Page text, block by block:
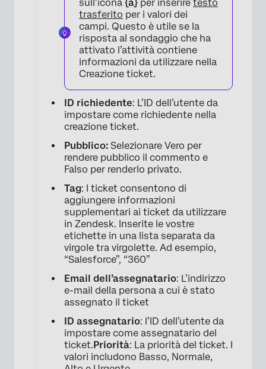
sull’icona {a} per inserire testo
trasferito per i valori dei
campi. Questo è utile se la
risposta al sondaggio che ha
attivato l’attività contiene
informazioni da utilizzare nella
Creazione ticket.
ID richiedente: L’ID dell’utente da
impostare come richiedente nella
creazione ticket.
Pubblico: Selezionare Vero per
rendere pubblico il commento e
Falso per renderlo privato.
Tag: I ticket consentono di
aggiungere informazioni
supplementari ai ticket da utilizzare
in Zendesk. Inserite le vostre
etichette in una lista separata da
virgole tra virgolette. Ad esempio,
“Salesforce”, “360”
Email dell’assegnatario: L’indirizzo
e-mail della persona a cui è stato
assegnato il ticket
ID assegnatario: l’ID dell’utente da
impostare come assegnatario del
ticket.Priorità: La priorità del ticket. I
valori includono Basso, Normale,